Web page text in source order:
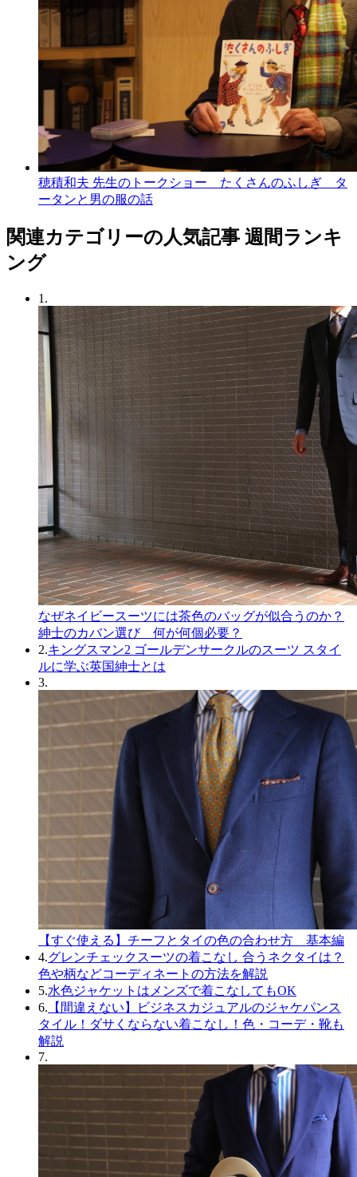
穂積和夫 先生のトークショー たくさんのふしぎ タ
ータンと男の服の話
関連カテゴリーの人気記事 週間ランキ
ング
1.
なぜネイビースーツには茶色のバッグが似合うのか？
紳士のカバン選び 何が何個必要？
2.キングスマン2 ゴールデンサークルのスーツ スタイ
ルに学ぶ英国紳士とは
3.
【すぐ使える】チーフとタイの色の合わせ方 基本編
4.グレンチェックスーツの着こなし 合うネクタイは？
色や柄などコーディネートの方法を解説
5.水色ジャケットはメンズで着こなしてもOK
6. 【間違えない】ビジネスカジュアルのジャケパンス
タイル！ダサくならない着こなし！色・コーデ・靴も
解説
7.